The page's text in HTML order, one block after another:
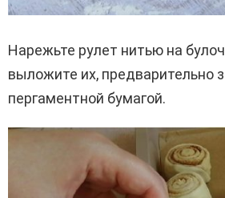
Нарежьте рулет нитью на
выложите их, предварительно
пергаментной бумагой.